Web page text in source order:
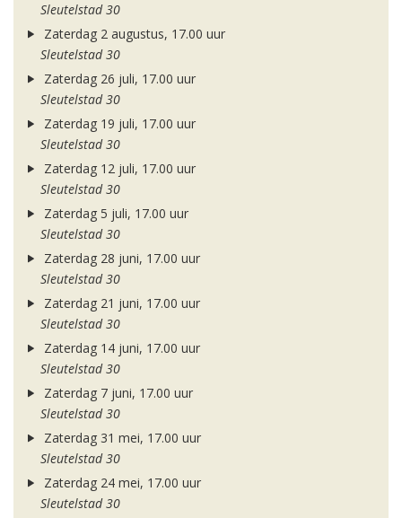
Sleutelstad 30
Zaterdag 2 augustus, 17.00 uur
Sleutelstad 30
Zaterdag 26 juli, 17.00 uur
Sleutelstad 30
Zaterdag 19 juli, 17.00 uur
Sleutelstad 30
Zaterdag 12 juli, 17.00 uur
Sleutelstad 30
Zaterdag 5 juli, 17.00 uur
Sleutelstad 30
Zaterdag 28 juni, 17.00 uur
Sleutelstad 30
Zaterdag 21 juni, 17.00 uur
Sleutelstad 30
Zaterdag 14 juni, 17.00 uur
Sleutelstad 30
Zaterdag 7 juni, 17.00 uur
Sleutelstad 30
Zaterdag 31 mei, 17.00 uur
Sleutelstad 30
Zaterdag 24 mei, 17.00 uur
Sleutelstad 30